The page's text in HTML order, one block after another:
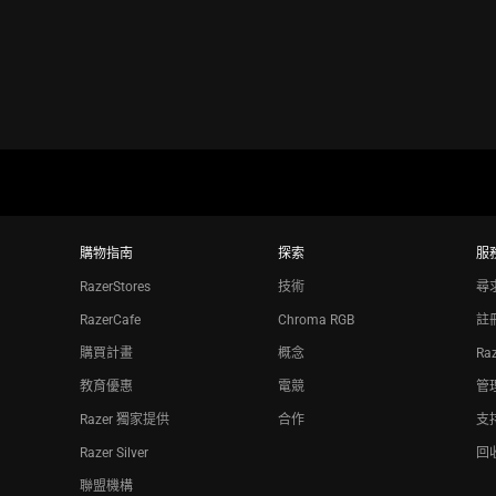
購物指南
RazerStores
RazerCafe
購買計畫
教育優惠
Razer 獨家提供
Razer Silver
聯盟機構
探索
技術
Chroma RGB
概念
電競
合作
服
尋
註
管
支
回